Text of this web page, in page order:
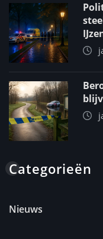
Categorieën
Nieuws